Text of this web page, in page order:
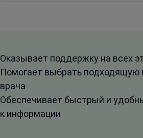
Оказывает поддержку на всех
Помогает выбрать подходящую
врача
Обеспечивает быстрый и
к информации